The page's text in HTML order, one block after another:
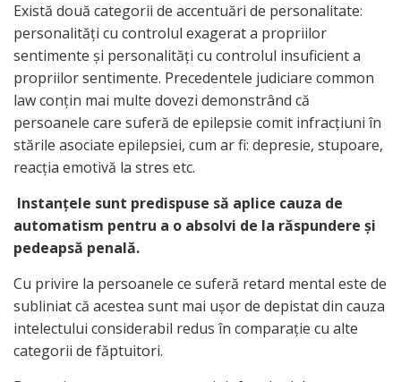
Există două categorii de accentuări de personalitate:
personalităţi cu controlul exagerat a propriilor
sentimente şi personalităţi cu controlul insuficient a
propriilor sentimente. Precedentele judiciare common
law conţin mai multe dovezi demonstrând că
persoanele care suferă de epilepsie comit infracţiuni în
stările asociate epilepsiei, cum ar fi: depresie, stupoare,
reacţia emotivă la stres etc.
Instanţele sunt predispuse să aplice cauza de
automatism pentru a o absolvi de la răspundere şi
pedeapsă penală.
Cu privire la persoanele ce suferă retard mental este de
subliniat că acestea sunt mai uşor de depistat din cauza
intelectului considerabil redus în comparaţie cu alte
categorii de făptuitori.